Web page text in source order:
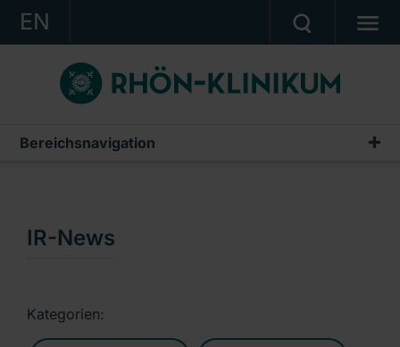
EN
KONZERN
KLINIKEN
KARRIERE
KONTAKT
Bereichsnavigation
Publikationen & Präsentationen
Präsentationen & Conference Calls
IR-News
Kategorien: